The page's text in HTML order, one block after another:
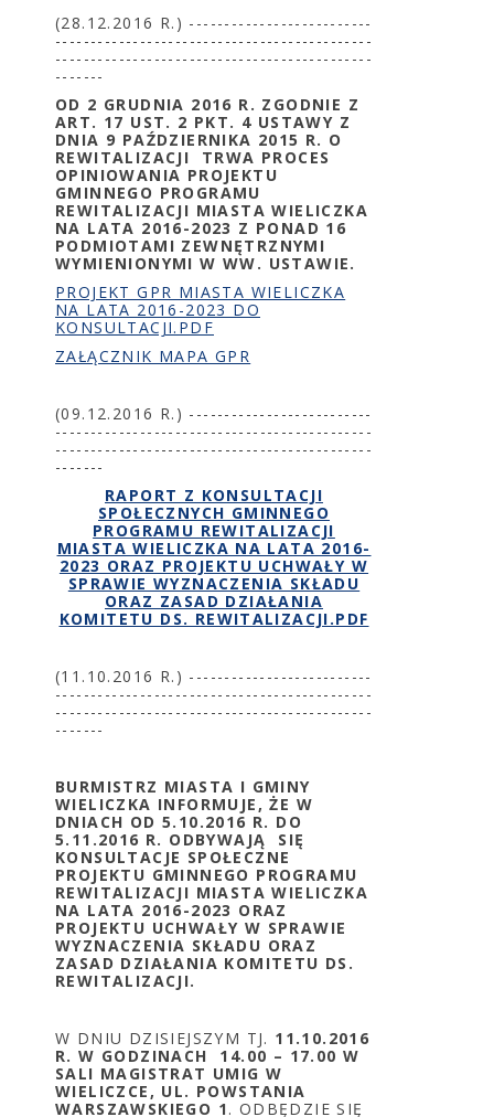
(28.12.2016 R.) --------------------------
---------------------------------------------
---------------------------------------------
-------
OD 2 GRUDNIA 2016 R. ZGODNIE Z
ART. 17 UST. 2 PKT. 4 USTAWY Z
DNIA 9 PAŹDZIERNIKA 2015 R. O
REWITALIZACJI TRWA PROCES
OPINIOWANIA PROJEKTU
GMINNEGO PROGRAMU
REWITALIZACJI MIASTA WIELICZKA
NA LATA 2016-2023 Z PONAD 16
PODMIOTAMI ZEWNĘTRZNYMI
WYMIENIONYMI W WW. USTAWIE.
PROJEKT GPR MIASTA WIELICZKA
NA LATA 2016-2023 DO
KONSULTACJI.PDF
ZAŁĄCZNIK MAPA GPR
(09.12.2016 R.) --------------------------
---------------------------------------------
---------------------------------------------
-------
RAPORT Z KONSULTACJI
SPOŁECZNYCH GMINNEGO
PROGRAMU REWITALIZACJI
MIASTA WIELICZKA NA LATA 2016-
2023 ORAZ PROJEKTU UCHWAŁY W
SPRAWIE WYZNACZENIA SKŁADU
ORAZ ZASAD DZIAŁANIA
KOMITETU DS. REWITALIZACJI.PDF
(11.10.2016 R.) --------------------------
---------------------------------------------
---------------------------------------------
-------
BURMISTRZ MIASTA I GMINY
WIELICZKA INFORMUJE, ŻE W
DNIACH OD 5.10.2016 R. DO
5.11.2016 R. ODBYWAJĄ SIĘ
KONSULTACJE SPOŁECZNE
PROJEKTU GMINNEGO PROGRAMU
REWITALIZACJI MIASTA WIELICZKA
NA LATA 2016-2023 ORAZ
PROJEKTU UCHWAŁY W SPRAWIE
WYZNACZENIA SKŁADU ORAZ
ZASAD DZIAŁANIA KOMITETU DS.
REWITALIZACJI.
W DNIU DZISIEJSZYM TJ. 11.10.2016
R. W GODZINACH 14.00 – 17.00 W
SALI MAGISTRAT UMIG W
WIELICZCE, UL. POWSTANIA
WARSZAWSKIEGO 1. ODBĘDZIE SIĘ